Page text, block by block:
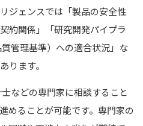
ジェンスでは「製品の安全性
約関係」「研究開発パイプラ
管理基準）への適合状況」な
ります。
などの専門家に相談すること
めることが可能です。専門家の